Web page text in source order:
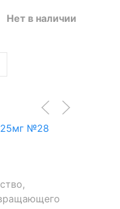
Нет в наличии